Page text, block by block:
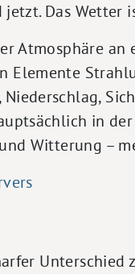
Das
Atmosphäre
Elemente
in
Witterung –
Unterschied